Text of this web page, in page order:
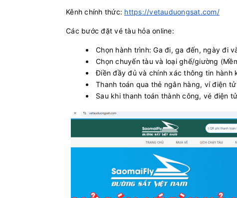
Kênh chính thức: https://vetauduongsat.com/
Các bước đặt vé tàu hỏa online:
Chọn hành trình: Ga đi, ga đến, ngày đi
Chọn chuyến tàu và loại ghế/giường
Điền đầy đủ và chính xác thông tin hành
Thanh toán qua thẻ ngân hàng, ví điện
Sau khi thanh toán thành công, vé điện